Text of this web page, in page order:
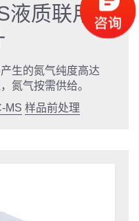
液质联用而
生的氮气纯度高达
氮气按需供给。
MS 样品前处理